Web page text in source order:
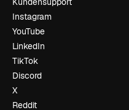
Instagram
YouTube
LinkedIn
TikTok
Discord
X
Reddit